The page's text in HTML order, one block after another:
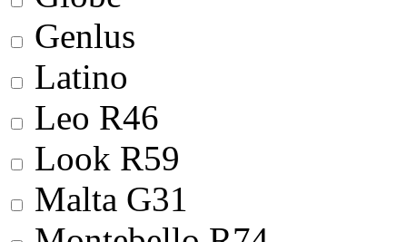
Genlus
Latino
Leo R46
Look R59
Malta G31